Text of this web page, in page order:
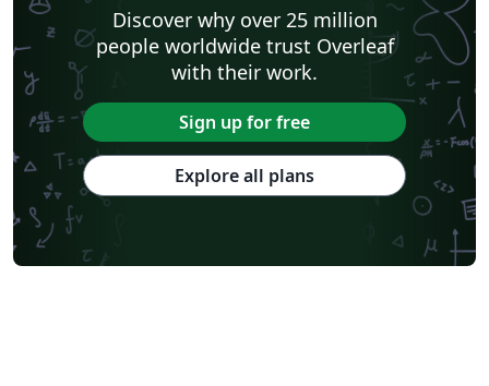
Discover why over 25 million
people worldwide trust Overleaf
with their work.
Sign up for free
Explore all plans